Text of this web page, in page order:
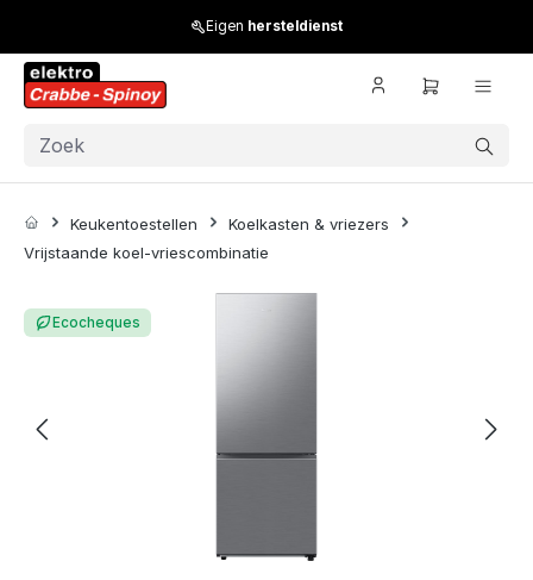
Eigen hersteldienst
Keukentoestellen
Koelkasten & vriezers
Vrijstaande koel-vriescombinatie
Ecocheques